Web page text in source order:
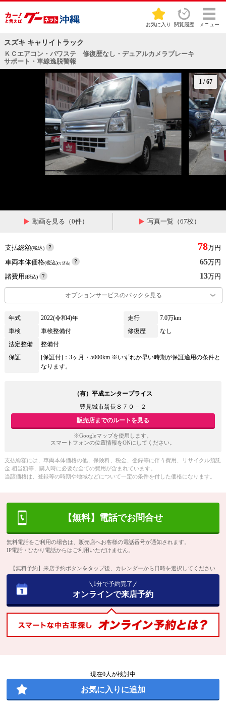
お気に入り 閲覧履歴 メニュー
スズキ キャリイトラック
ＫＣエアコン・パワステ 修復歴なし・デュアルカメラブレーキ
サポート・車線逸脱警報
1 /67
動画を見る（0件） 写真一覧（67枚）
支払総額(税込) 78万円
車両本体価格(税込)(リ済込) 65万円
諸費用(税込) 13万円
オプションサービスのパックを見る
年式 2022(令和4)年 走行
7.0万km
車検
車検整備付 修復歴
なし
法定整備
整備付
保証
[保証付]：3ヶ月・5000km ※いずれか早い時期が保証適用の条件と
なります。
（有）平成エンタープライス
豊見城市翁長８７０－２
販売店までのルートを見る
※Googleマップを使用します。
スマートフォンの位置情報をONにしてください。
支払総額には、車両本体価格の他、保険料、税金、登録等に伴う費用、リサイクル預託
金 相当額等、購入時に必要な全ての費用が含まれています。
当該価格は、登録等の時期や地域などについて一定の条件を付した価格になります。
【無料】電話でお問合せ
無料電話をご利用の場合は、販売店へお客様の電話番号が通知されます。
IP電話・ひかり電話からはご利用いただけません。
【無料予約】来店予約ボタンをタップ後、カレンダーから日時を選択してください
1分で予約完了
オンラインで来店予約
現在0人が検討中
お気に入りに追加